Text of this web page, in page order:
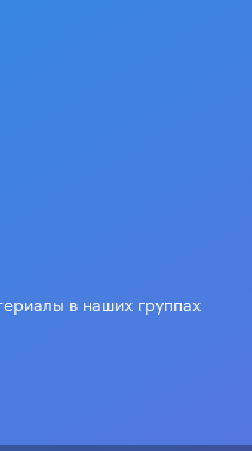
в наших группах